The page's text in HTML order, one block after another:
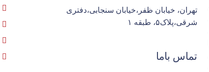
تهران، خیابان ظفر،خیابان سنجابی،دفتری
شرقی،پلاک۵، طبقه ۱
تماس باما